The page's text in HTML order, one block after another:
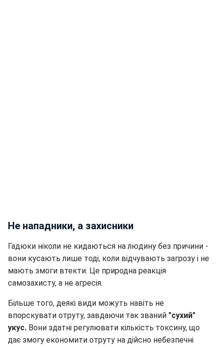
Не нападники, а захисники
Гадюки ніколи не кидаються на людину без причини -
вони кусають лише тоді, коли відчувають загрозу і не
мають змоги втекти. Це природна реакція
самозахисту, а не агресія.
Більше того, деякі види можуть навіть не
впорскувати отруту, завдаючи так званий "сухий"
укус. Вони здатні регулювати кількість токсину, що
дає змогу економити отруту на дійсно небезпечні